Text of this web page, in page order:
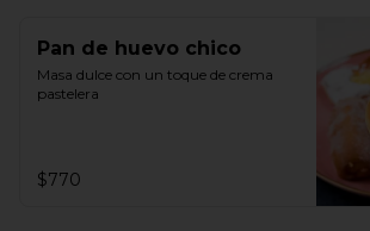
Pan de huevo chico
Masa dulce con un toque de crema
pastelera
$770